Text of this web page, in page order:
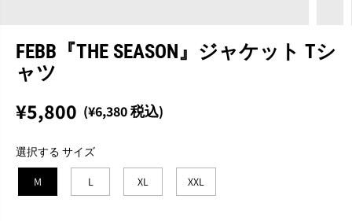
FEBB『THE SEASON』ジャケット Tシ
ャツ
通
価
格
¥5,800 (¥6,380 税込)
完
選択する サイズ
M L XL XXL